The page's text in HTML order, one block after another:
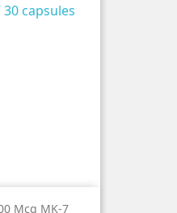
Mcg MK-7